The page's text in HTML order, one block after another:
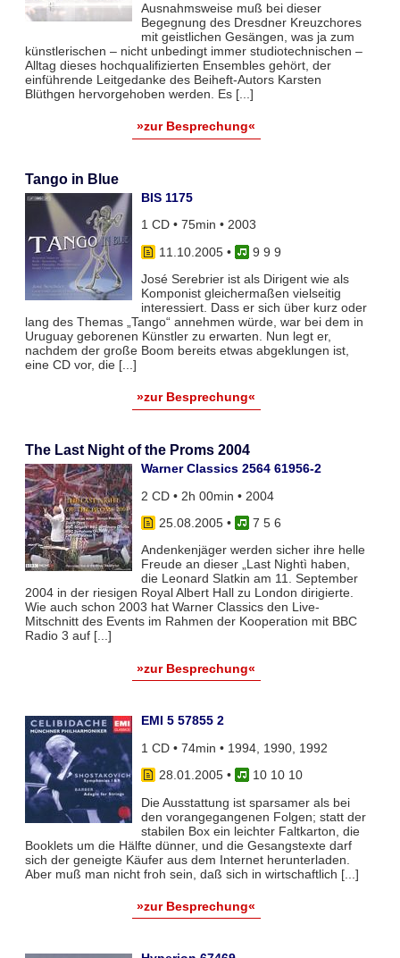
Ausnahmsweise muß bei dieser
Begegnung des Dresdner Kreuzchores
mit geistlichen Gesängen, was ja zum
künstlerischen – nicht unbedingt immer studiotechnischen –
Alltag dieses hochqualifizierten Ensembles gehört, der
einführende Leitgedanke des Beiheft-Autors Karsten
Blüthgen hervorgehoben werden. Es [...]
»zur Besprechung«
Tango in Blue
BIS 1175
1 CD • 75min • 2003
11.10.2005•
9 9 9
José Serebrier ist als Dirigent wie als
Komponist gleichermaßen vielseitig
interessiert. Dass er sich über kurz oder
lang des Themas „Tango“ annehmen würde, war bei dem in
Uruguay geborenen Künstler zu erwarten. Nun legt er,
nachdem der große Boom bereits etwas abgeklungen ist,
eine CD vor, die [...]
»zur Besprechung«
The Last Night of the Proms 2004
Warner Classics 2564 61956-2
2 CD • 2h 00min • 2004
25.08.2005•
7 5 6
Andenkenjäger werden sicher ihre helle
Freude an dieser „Last Nightì haben,
die Leonard Slatkin am 11. September
2004 in der riesigen Royal Albert Hall zu London dirigierte.
Wie auch schon 2003 hat Warner Classics den Live-
Mitschnitt des Events im Rahmen der Kooperation mit BBC
Radio 3 auf [...]
»zur Besprechung«
EMI 5 57855 2
1 CD • 74min • 1994, 1990, 1992
28.01.2005•
10 10 10
Die Ausstattung ist sparsamer als bei
den vorangegangenen Folgen; statt der
stabilen Box ein leichter Faltkarton, die
Booklets um die Hälfte dünner, und die Gesangstexte darf
sich der geneigte Käufer aus dem Internet herunterladen.
Aber muß man nicht froh sein, daß sich in wirtschaftlich [...]
»zur Besprechung«